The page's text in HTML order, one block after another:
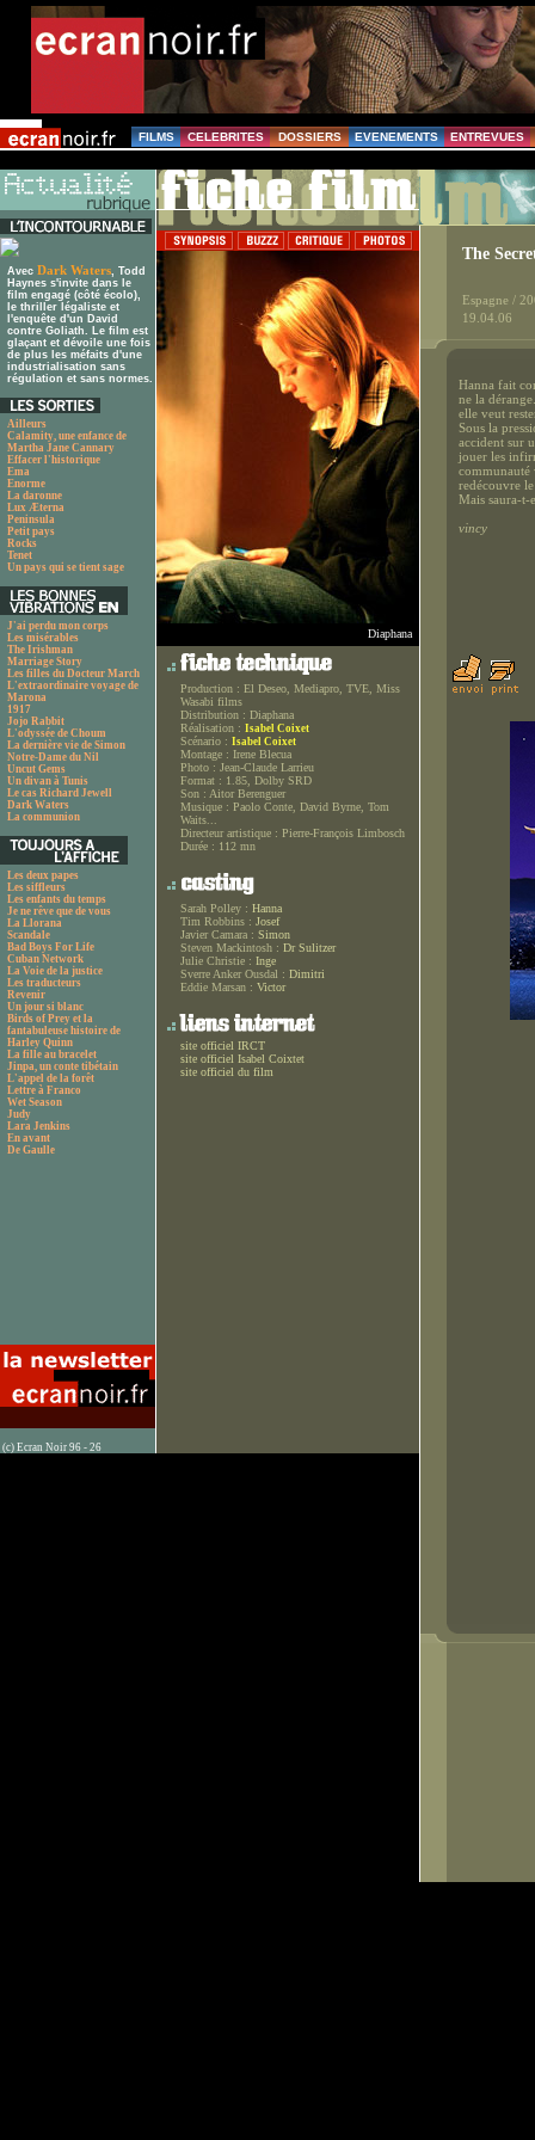
FILMS CELEBRITES DOSSIERS EVENEMENTS ENTREVUES
Avec Dark Waters, Todd
Haynes s'invite dans le
film engagé (côté écolo),
le thriller légaliste et
l'enquête d'un David
contre Goliath. Le film est
glaçant et dévoile une fois
de plus les méfaits d'une
industrialisation sans
régulation et sans normes.
Ailleurs
Calamity, une enfance de
Martha Jane Cannary
Effacer l'historique
Ema
Enorme
La daronne
Lux Æterna
Peninsula
Petit pays
Rocks
Tenet
Un pays qui se tient sage
J'ai perdu mon corps
Les misérables
The Irishman
Marriage Story
Les filles du Docteur March
L'extraordinaire voyage de
Marona
1917
Jojo Rabbit
L'odyssée de Choum
La dernière vie de Simon
Notre-Dame du Nil
Uncut Gems
Un divan à Tunis
Le cas Richard Jewell
Dark Waters
La communion
Les deux papes
Les siffleurs
Les enfants du temps
Je ne rêve que de vous
La Llorana
Scandale
Bad Boys For Life
Cuban Network
La Voie de la justice
Les traducteurs
Revenir
Un jour si blanc
Birds of Prey et la
fantabuleuse histoire de
Harley Quinn
La fille au bracelet
Jinpa, un conte tibétain
L'appel de la forêt
Lettre à Franco
Wet Season
Judy
Lara Jenkins
En avant
De Gaulle
(c) Ecran Noir 96 - 26
Diaphana
Production : El Deseo, Mediapro, TVE, Miss
Wasabi films
Distribution : Diaphana
Réalisation : Isabel Coixet
Scénario : Isabel Coixet
Montage : Irene Blecua
Photo : Jean-Claude Larrieu
Format : 1.85, Dolby SRD
Son : Aitor Berenguer
Musique : Paolo Conte, David Byrne, Tom
Waits...
Directeur artistique : Pierre-François Limbosch
Durée : 112 mn
Sarah Polley : Hanna
Tim Robbins : Josef
Javier Camara : Simon
Steven Mackintosh : Dr Sulitzer
Julie Christie : Inge
Sverre Anker Ousdal : Dimitri
Eddie Marsan : Victor
site officiel IRCT
site officiel Isabel Coixtet
site officiel du film
The
Espagne /
19.04.06
Hanna fait
ne la
elle veut
Sous la
accident sur
jouer les
communauté
redécouvre
Mais saura-t-
vincy